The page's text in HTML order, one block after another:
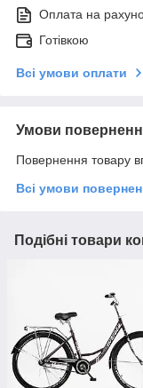
Оплата на
Готівкою
Всі умови оплати
Умови
Повернення товару
Всі умови
Подібні товари